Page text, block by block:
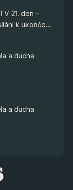
21. den –
k ukončení
a ducha
a ducha